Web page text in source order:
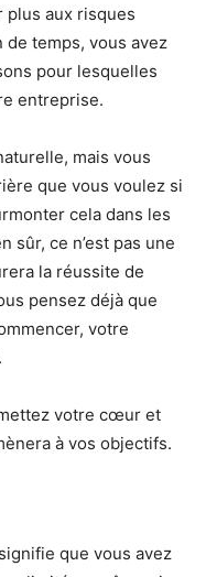
plus aux risques
de temps, vous avez
pour lesquelles
entreprise.
mais vous
que vous voulez si
cela dans les
sûr, ce n’est pas une
la réussite de
pensez déjà que
votre
votre cœur et
à vos objectifs.
que vous avez